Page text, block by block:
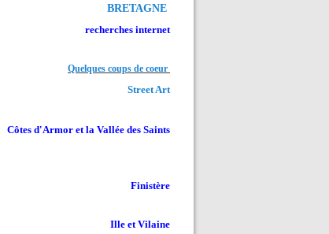
BRETAGNE
recherches internet
Quelques coups de coeur
Street Art
Côtes d'Armor et la Vallée des Saints
Finistère
Ille et Vilaine